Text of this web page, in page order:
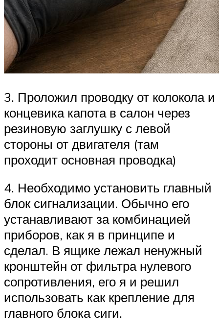
3. Проложил проводку от колокола и
концевика капота в салон через
резиновую заглушку с левой
стороны от двигателя (там
проходит основная проводка)
4. Необходимо установить главный
блок сигнализации. Обычно его
устанавливают за комбинацией
приборов, как я в принципе и
сделал. В ящике лежал ненужный
кронштейн от фильтра нулевого
сопротивления, его я и решил
использовать как крепление для
главного блока сиги.